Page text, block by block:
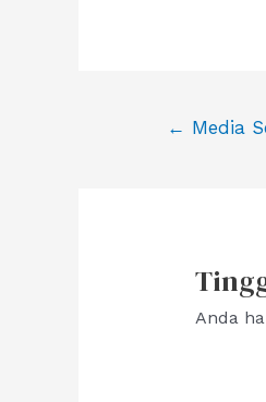
Navigasi
← Media
Anda